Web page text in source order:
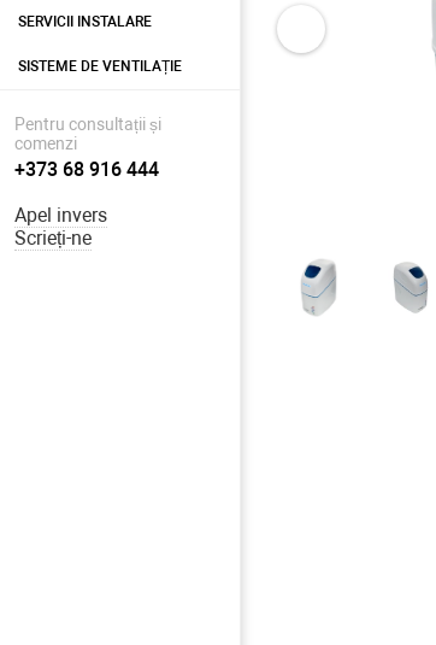
SERVICII INSTALARE
SISTEME DE VENTILAȚIE
Pentru consultații și
comenzi
+373 68 916 444
Apel invers
Scrieți-ne